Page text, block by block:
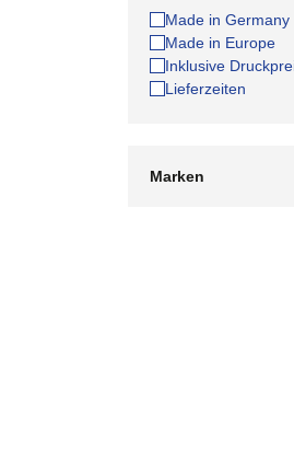
Made in Germany
Made in Europe
Inklusive
Lieferzeiten
Marken